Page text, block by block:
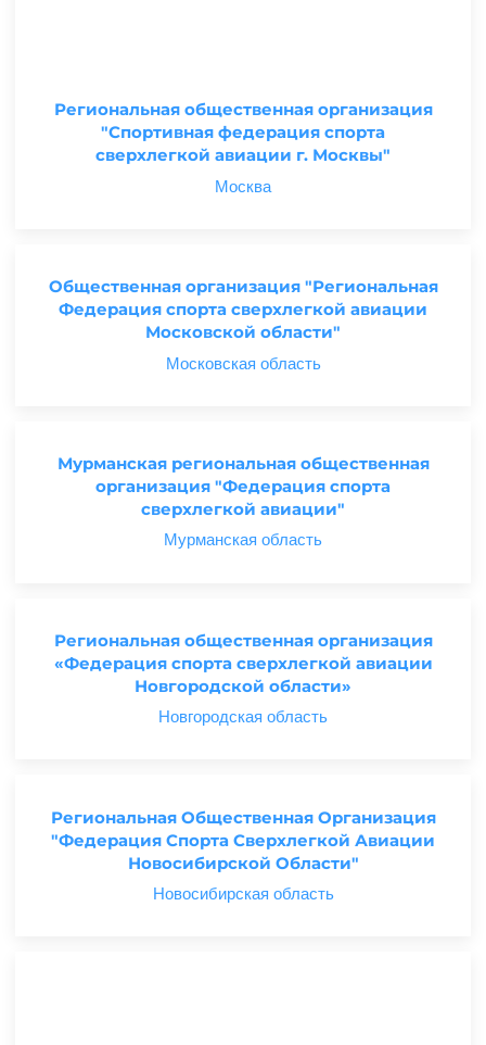
Региональная общественная организация
"Спортивная федерация спорта
сверхлегкой авиации г. Москвы"
Москва
Общественная организация "Региональная
Федерация спорта сверхлегкой авиации
Московской области"
Московская область
Мурманская региональная общественная
организация "Федерация спорта
сверхлегкой авиации"
Мурманская область
Региональная общественная организация
«Федерация спорта сверхлегкой авиации
Новгородской области»
Новгородская область
Региональная Общественная Организация
"Федерация Спорта Сверхлегкой Авиации
Новосибирской Области"
Новосибирская область